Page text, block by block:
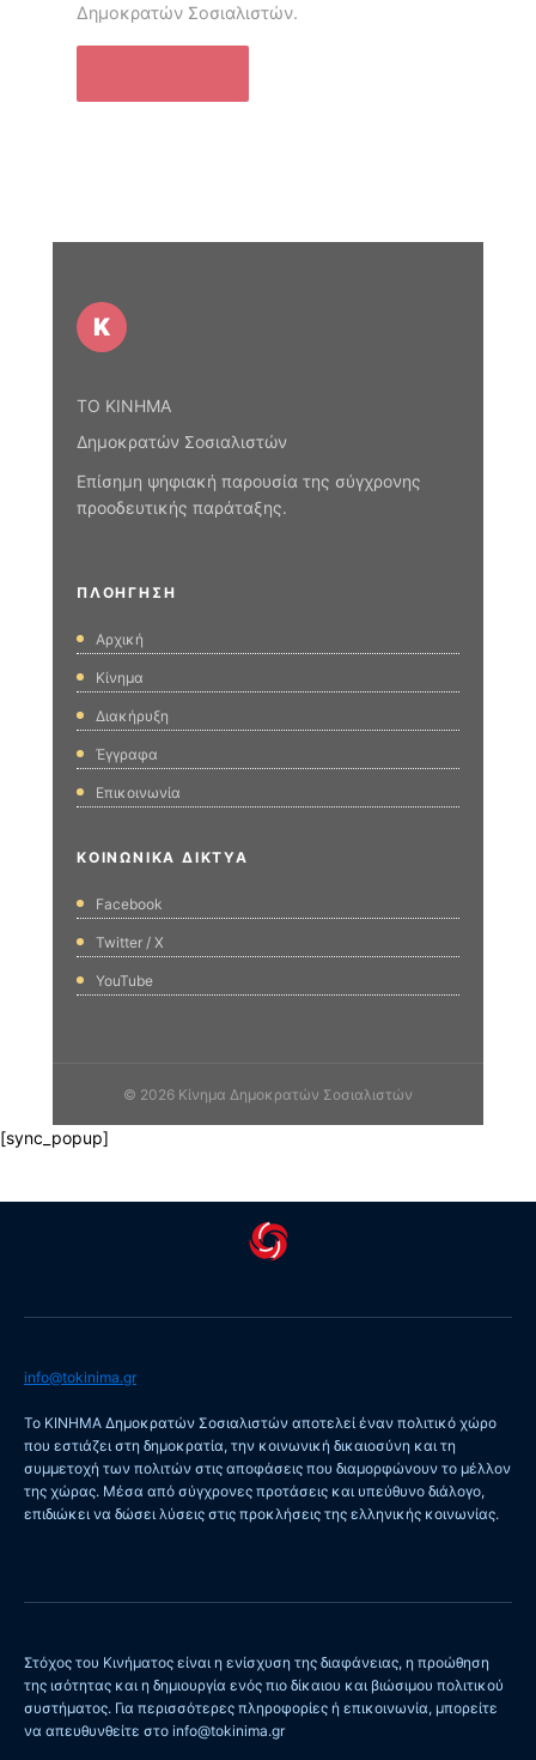
Δημοκρατών Σοσιαλιστών.
Κ
ΤΟ ΚΙΝΗΜΑ
Δημοκρατών Σοσιαλιστών
Επίσημη ψηφιακή παρουσία της σύγχρονης
προοδευτικής παράταξης.
ΠΛΟΉΓΗΣΗ
Αρχική
Κίνημα
Διακήρυξη
Έγγραφα
Επικοινωνία
ΚΟΙΝΩΝΙΚΆ ΔΊΚΤΥΑ
Facebook
Twitter / X
YouTube
© 2026 Κίνημα Δημοκρατών Σοσιαλιστών
[sync_popup]
info@tokinima.gr
Το ΚΙΝΗΜΑ Δημοκρατών Σοσιαλιστών αποτελεί έναν πολιτικό χώρο
που εστιάζει στη δημοκρατία, την κοινωνική δικαιοσύνη και τη
συμμετοχή των πολιτών στις αποφάσεις που διαμορφώνουν το μέλλον
της χώρας. Μέσα από σύγχρονες προτάσεις και υπεύθυνο διάλογο,
επιδιώκει να δώσει λύσεις στις προκλήσεις της ελληνικής κοινωνίας.
Στόχος του Κινήματος είναι η ενίσχυση της διαφάνειας, η προώθηση
της ισότητας και η δημιουργία ενός πιο δίκαιου και βιώσιμου πολιτικού
συστήματος. Για περισσότερες πληροφορίες ή επικοινωνία, μπορείτε
να απευθυνθείτε στο info@tokinima.gr